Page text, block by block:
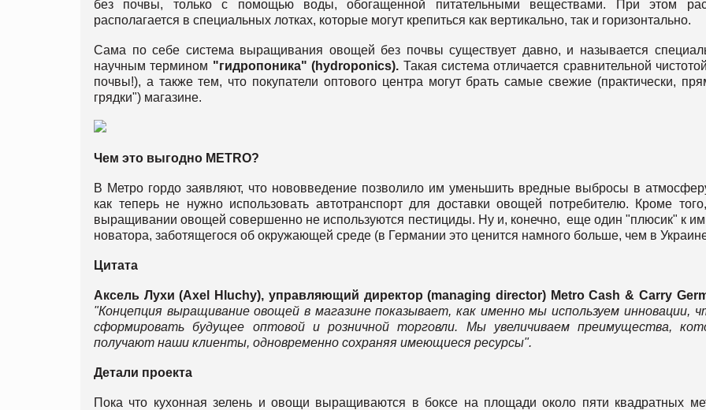
без почвы, только с помощью воды, обогащенной питательными веществами. При этом
располагается в специальных лотках, которые могут крепиться как вертикально, так и горизонтально.
Сама по себе система выращивания овощей без почвы существует давно, и называется
научным термином "гидропоника" (hydroponics). Такая система отличается сравнительной
почвы!), а также тем, что покупатели оптового центра могут брать самые свежие (практически,
грядки") магазине.
Чем это выгодно METRO?
В Метро гордо заявляют, что нововведение позволило им уменьшить вредные выбросы в
как теперь не нужно использовать автотранспорт для доставки овощей потребителю. Кроме
выращивании овощей совершенно не используются пестициды. Ну и, конечно, еще один "плюсик" к
новатора, заботящегося об окружающей среде (в Германии это ценится намного больше, чем в
Цитата
Аксель Лухи (Axel Hluchy), управляющий директор (managing director) MetroCash & Carry
"Концепция выращивание овощей в магазине показывает, как именно мы используем инновации,
сформировать будущее оптовой и розничной торговли. Мы увеличиваем преимущества,
получают наши клиенты, одновременно сохраняя имеющиеся ресурсы".
Детали проекта
Пока что кухонная зелень и овощи выращиваются в боксе на площади около пяти квадратных